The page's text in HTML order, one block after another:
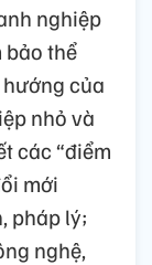
nghiệp
bảo thể
của
nhỏ và
các “điểm
mới
pháp lý;
nghệ,